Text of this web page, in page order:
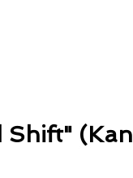
Shift" (Kan